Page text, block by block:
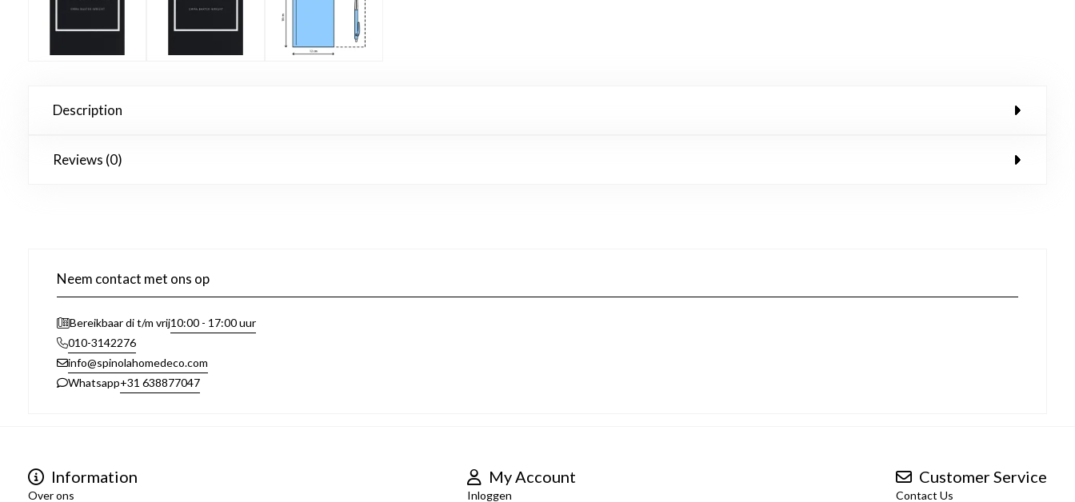
Description
Reviews (0)
Neem contact met ons op
Bereikbaar di t/m vrij10:00 - 17:00 uur
010-3142276
info@spinolahomedeco.com
Whatsapp+31 638877047
Information
Over ons
My Account
Inloggen
Customer Service
Contact Us